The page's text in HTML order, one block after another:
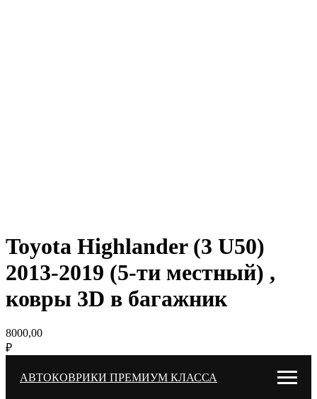
Toyota Highlander (3 U50)
2013-2019 (5-ти местный) ,
ковры 3D в багажник
8000,00
₽
АВТОКОВРИКИ ПРЕМИУМ КЛАССА